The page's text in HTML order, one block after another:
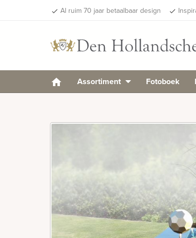
done Al ruim 70 jaar betaalbaar design done
Assortiment Fotoboek